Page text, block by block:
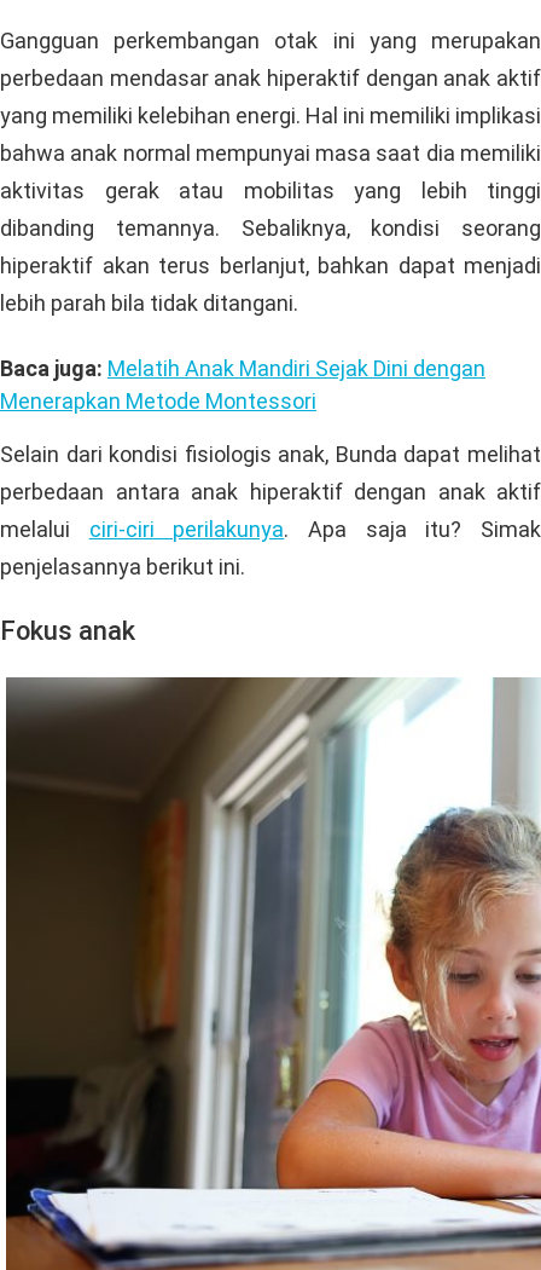
Gangguan perkembangan otak ini yang merupakan
perbedaan mendasar anak hiperaktif dengan anak aktif
yang memiliki kelebihan energi. Hal ini memiliki implikasi
bahwa anak normal mempunyai masa saat dia memiliki
aktivitas gerak atau mobilitas yang lebih tinggi
dibanding temannya. Sebaliknya, kondisi seorang
hiperaktif akan terus berlanjut, bahkan dapat menjadi
lebih parah bila tidak ditangani.
Baca juga: Melatih Anak Mandiri Sejak Dini dengan
Menerapkan Metode Montessori
Selain dari kondisi fisiologis anak, Bunda dapat melihat
perbedaan antara anak hiperaktif dengan anak aktif
melalui ciri-ciri perilakunya. Apa saja itu? Simak
penjelasannya berikut ini.
Fokus anak